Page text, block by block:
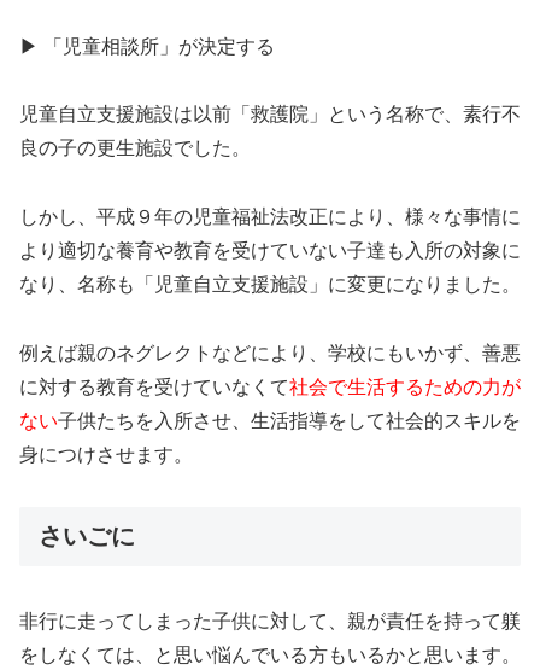
▶ 「児童相談所」が決定する
児童自立支援施設は以前「救護院」という名称で、素行不
良の子の更生施設でした。
しかし、平成９年の児童福祉法改正により、様々な事情に
より適切な養育や教育を受けていない子達も入所の対象に
なり、名称も「児童自立支援施設」に変更になりました。
例えば親のネグレクトなどにより、学校にもいかず、善悪
に対する教育を受けていなくて社会で生活するための力が
ない子供たちを入所させ、生活指導をして社会的スキルを
身につけさせます。
さいごに
非行に走ってしまった子供に対して、親が責任を持って躾
をしなくては、と思い悩んでいる方もいるかと思います。